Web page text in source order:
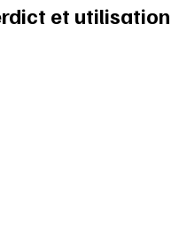
et utilisation